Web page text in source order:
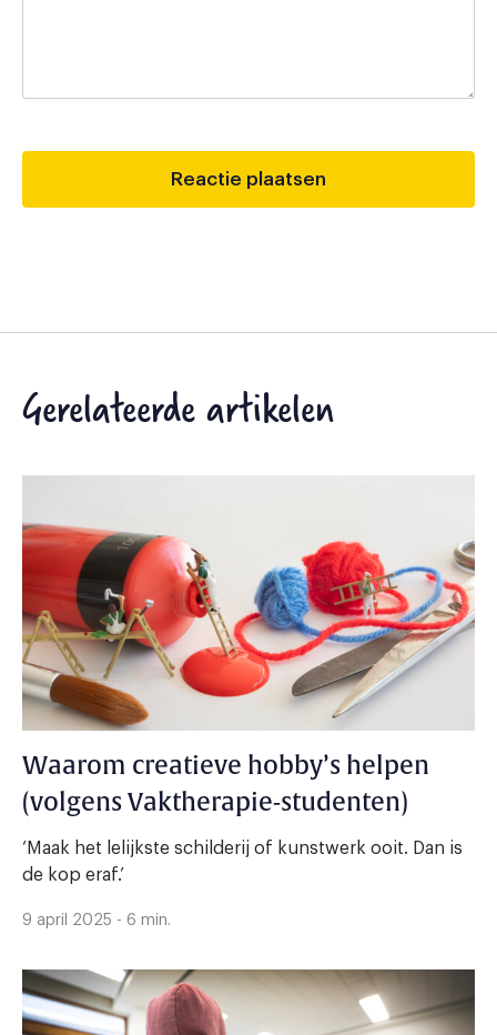
Gerelateerde artikelen
Waarom creatieve hobby’s helpen
(volgens Vaktherapie-studenten)
‘Maak het lelijkste schilderij of kunstwerk ooit. Dan is
de kop eraf.’
9 april 2025 - 6 min.